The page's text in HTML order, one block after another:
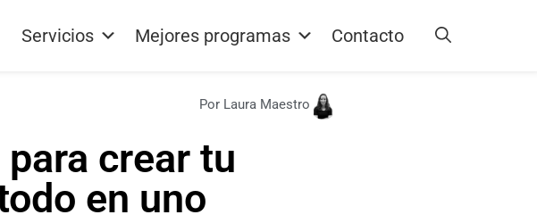
Servicios Mejores programas Contacto
Por Laura Maestro
crear tu
en uno